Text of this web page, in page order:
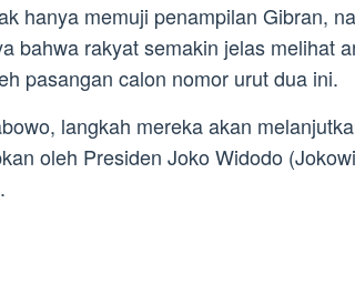
hanya memuji penampilan Gibran,
bahwa rakyat semakin jelas melihat
pasangan calon nomor urut dua ini.
langkah mereka akan
oleh Presiden Joko Widodo